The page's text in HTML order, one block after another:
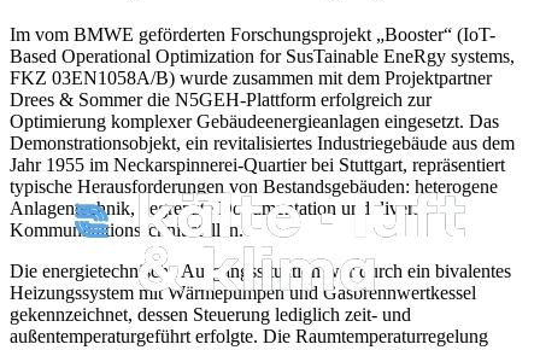
Im vom BMWE geförderten Forschungsprojekt „Booster“ (IoT-
Based Operational Optimization for SusTainable EneRgy systems,
FKZ 03EN1058A/B) wurde zusammen mit dem Projektpartner
Drees & Sommer die N5GEH-Plattform erfolgreich zur
Optimierung komplexer Gebäudeenergiean­lagen eingesetzt. Das
Demonstrationsobjekt, ein revitalisiertes Industriegebäude aus dem
Jahr 1955 im Neckarspinnerei-­Quartier bei Stuttgart, repräsentiert
typische Herausforderungen von Bestandsgebäuden: heterogene
Anlagentechnik, begrenzte Dokumentation und diverse
Kommunikationsschnittstellen.
Die energietechnische Ausgangssitu­ation war durch ein bivalentes
Heizungs­system mit Wärmepumpen und Gasbrennwertkessel
gekennzeichnet, dessen Steuerung lediglich zeit- und
außentemperaturgeführt erfolgte. Die Raumtempera­turregelung